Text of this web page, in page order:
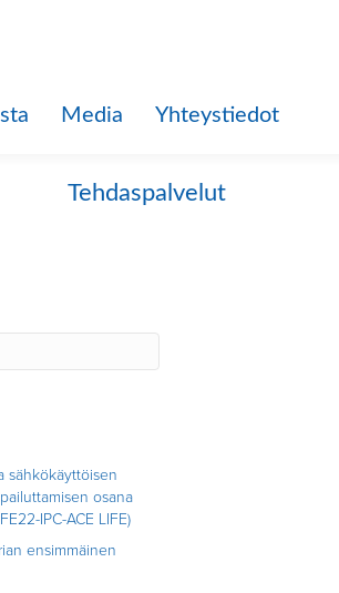
Media Yhteystiedot
Tehdaspalvelut
sähkökäyttöisen
osana
IPC-ACE LIFE)
ensimmäinen